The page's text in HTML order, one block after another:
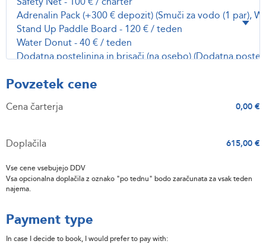
Povzetek cene
Cena čarterja 0,00 €
Doplačila 615,00 €
Vse cene vsebujejo DDV
Vsa opcionalna doplačila z oznako "po tednu" bodo zaračunata za vsak teden
najema.
Payment type
In case I decide to book, I would prefer to pay with: